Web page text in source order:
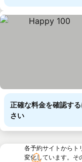
正確な料金を確認す
さい
各予約サイトからト
変化しています。そ